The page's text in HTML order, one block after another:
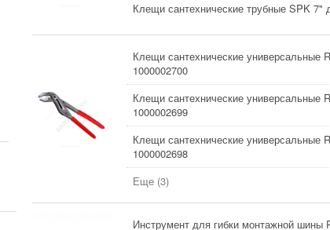
Клещи сантехнические трубные SPK 7"
Клещи сантехнические универсальные
1000002700
Клещи сантехнические универсальные
1000002699
Клещи сантехнические универсальные
1000002698
Еще (3)
Инструмент для гибки монтажной шины